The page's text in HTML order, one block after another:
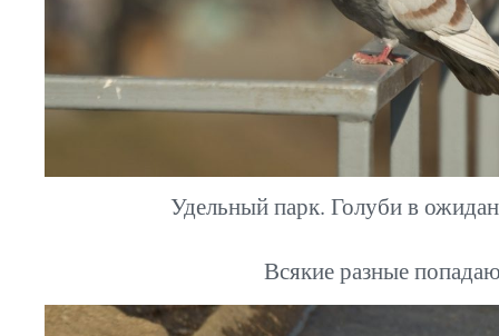
Удельный парк. Голуби в
Всякие разные